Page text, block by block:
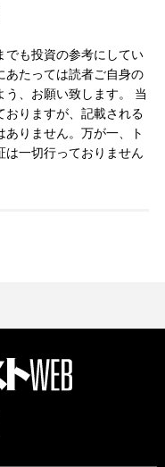
でも投資の参考にしてい
あたっては読者ご自身の
う、お願い致します。 当
おりますが、記載される
りません。万が一、ト
は一切行っておりません